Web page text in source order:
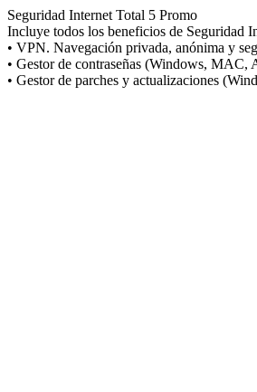
Seguridad Internet Total 5 Promo
Incluye todos los beneficios de Seguridad
• VPN. Navegación privada, anónima y
• Gestor de contraseñas (Windows, MAC,
• Gestor de parches y actualizaciones